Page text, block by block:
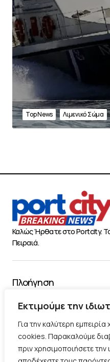
Εκτιμούμε την
Για την καλύτερη
cookies. Παρακαλούμε
πριν χρησιμοποιήσετε την
Top News Λιμενικό Σώμα
Καλώς Ήρθατε στο Portcity.
Πειραιά.
Πλοήγηση
Χρήσιμα
Διάφορα
Ακολουθήστε μας